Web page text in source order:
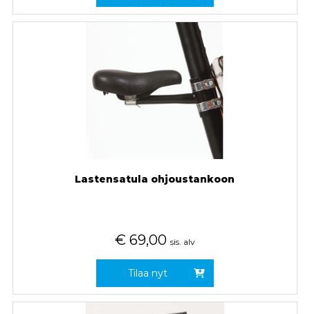
Lastensatula ohjoustankoon
€ 69,00 sis. alv
Tilaa nyt